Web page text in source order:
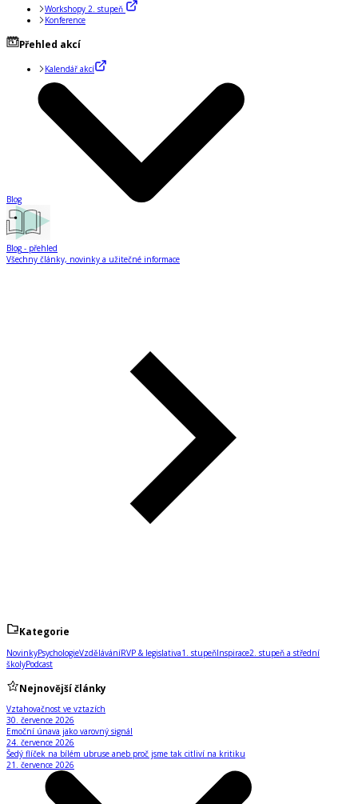
Workshopy 2. stupeň
Konference
Přehled akcí
Kalendář akcí
Blog
Blog - přehled
Všechny články, novinky a užitečné informace
Kategorie
NovinkyPsychologieVzděláváníRVP & legislativa1. stupeňInspirace2. stupeň a střední
školyPodcast
Nejnovější články
Vztahovačnost ve vztazích
30. července 2026
Emoční únava jako varovný signál
24. července 2026
Šedý flíček na bílém ubruse aneb proč jsme tak citliví na kritiku
21. července 2026